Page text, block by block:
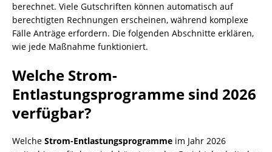
berechnet. Viele Gutschriften können automatisch auf
berechtigten Rechnungen erscheinen, während komplexe
Fälle Anträge erfordern. Die folgenden Abschnitte erklären,
wie jede Maßnahme funktioniert.
Welche Strom-
Entlastungsprogramme sind 2026
verfügbar?
Welche Strom-Entlastungsprogramme im Jahr 2026